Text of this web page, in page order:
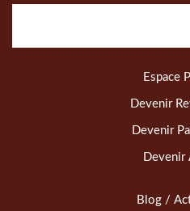
Espace
Devenir
Devenir
Devenir
Blog /